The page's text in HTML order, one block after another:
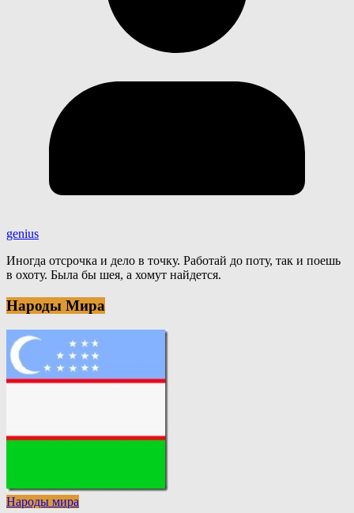
genius
Иногда отсрочка и дело в точку. Работай до поту, так и поешь
в охоту. Была бы шея, а хомут найдется.
Народы Мира
Народы мира